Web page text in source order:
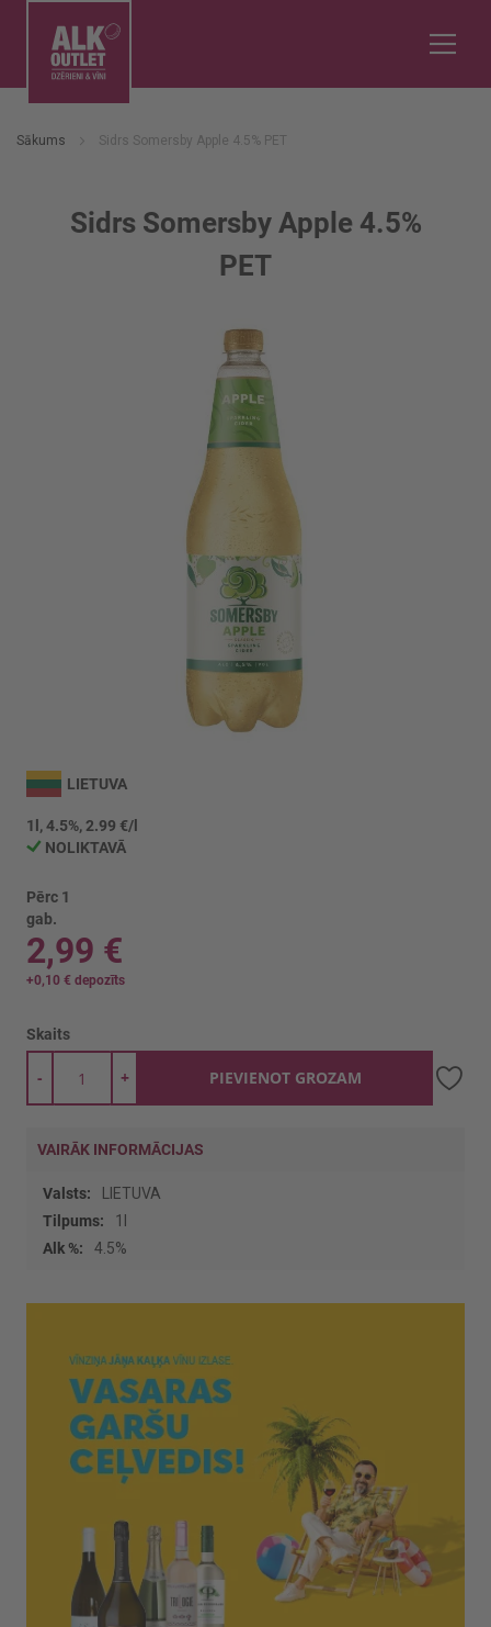
Sākums Sidrs Somersby Apple 4.5% PET
Sidrs Somersby Apple 4.5%
PET
uz
galerijas
sākumu
LIETUVA
1l, 4.5%, 2.99 €/l
NOLIKTAVĀ
Pērc 1
gab.
2,99 €
+0,10 € depozīts
Skaits
+
- PIEVIENOT GROZAM
VAIRĀK INFORMĀCIJAS
Vairāk
informācijas
LIETUVA
1l
4.5%